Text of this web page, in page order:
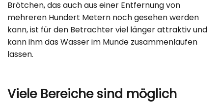
Brötchen, das auch aus einer Entfernung von
mehreren Hundert Metern noch gesehen werden
kann, ist für den Betrachter viel länger attraktiv und
kann ihm das Wasser im Munde zusammenlaufen
lassen.
Viele Bereiche sind möglich